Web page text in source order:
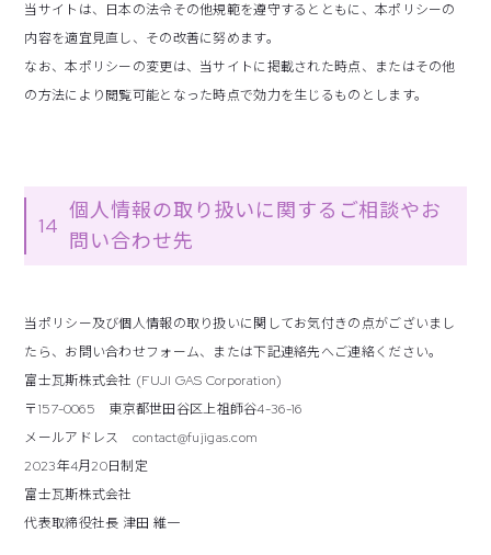
当サイトは、日本の法令その他規範を遵守するとともに、本ポリシーの
内容を適宜見直し、その改善に努めます。
なお、本ポリシーの変更は、当サイトに掲載された時点、またはその他
の方法により閲覧可能となった時点で効力を生じるものとします。
14
個人情報の取り扱いに関するご相談やお
問い合わせ先
当ポリシー及び個人情報の取り扱いに関してお気付きの点がございまし
たら、お問い合わせフォーム、または下記連絡先へご連絡ください。
富士瓦斯株式会社 (FUJI GAS Corporation)
〒157-0065 東京都世田谷区上祖師谷4-36-16
メールアドレス contact@fujigas.com
2023年4月20日制定
富士瓦斯株式会社
代表取締役社長 津田 維一